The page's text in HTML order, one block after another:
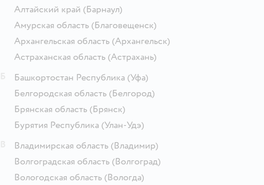
Алтайский край (Барнаул)
Амурская область (Благовещенск)
Архангельская область (Архангельск)
Астраханская область (Астрахань)
Башкортостан Республика (Уфа)
Белгородская область (Белгород)
Брянская область (Брянск)
Бурятия Республика (Улан-Удэ)
Владимирская область (Владимир)
Волгоградская область (Волгоград)
Вологодская область (Вологда)